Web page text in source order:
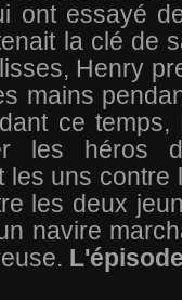
ont essayé
la clé de
Henry
mains
ce temps,
les héros
les uns contre
les deux
navire